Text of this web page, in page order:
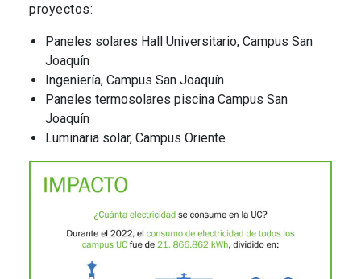
proyectos:
Paneles solares Hall Universitario, Campus San
Joaquín
Ingeniería, Campus San Joaquín
Paneles termosolares piscina Campus San
Joaquín
Luminaria solar, Campus Oriente